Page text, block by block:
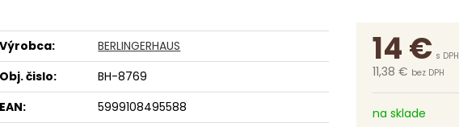
14€ s DPH
11,38 € bez DPH
na sklade
Výrobca:
BERLINGERHAUS
Obj. čislo:
BH-8769
EAN:
5999108495588